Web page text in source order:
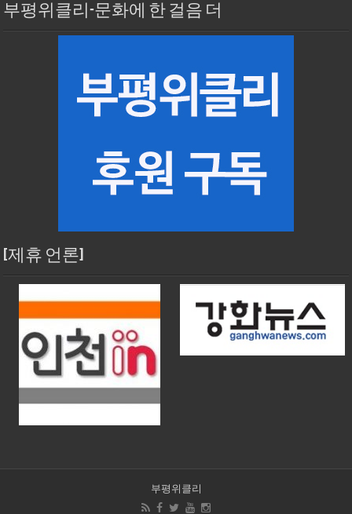
부평위클리-문화에 한 걸음 더
[제휴 언론]
부평위클리